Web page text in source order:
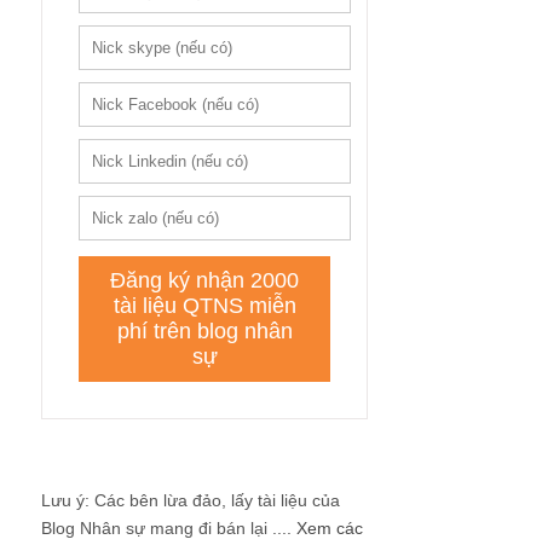
Lưu ý: Các bên lừa đảo, lấy tài liệu của
Blog Nhân sự mang đi bán lại .... Xem các